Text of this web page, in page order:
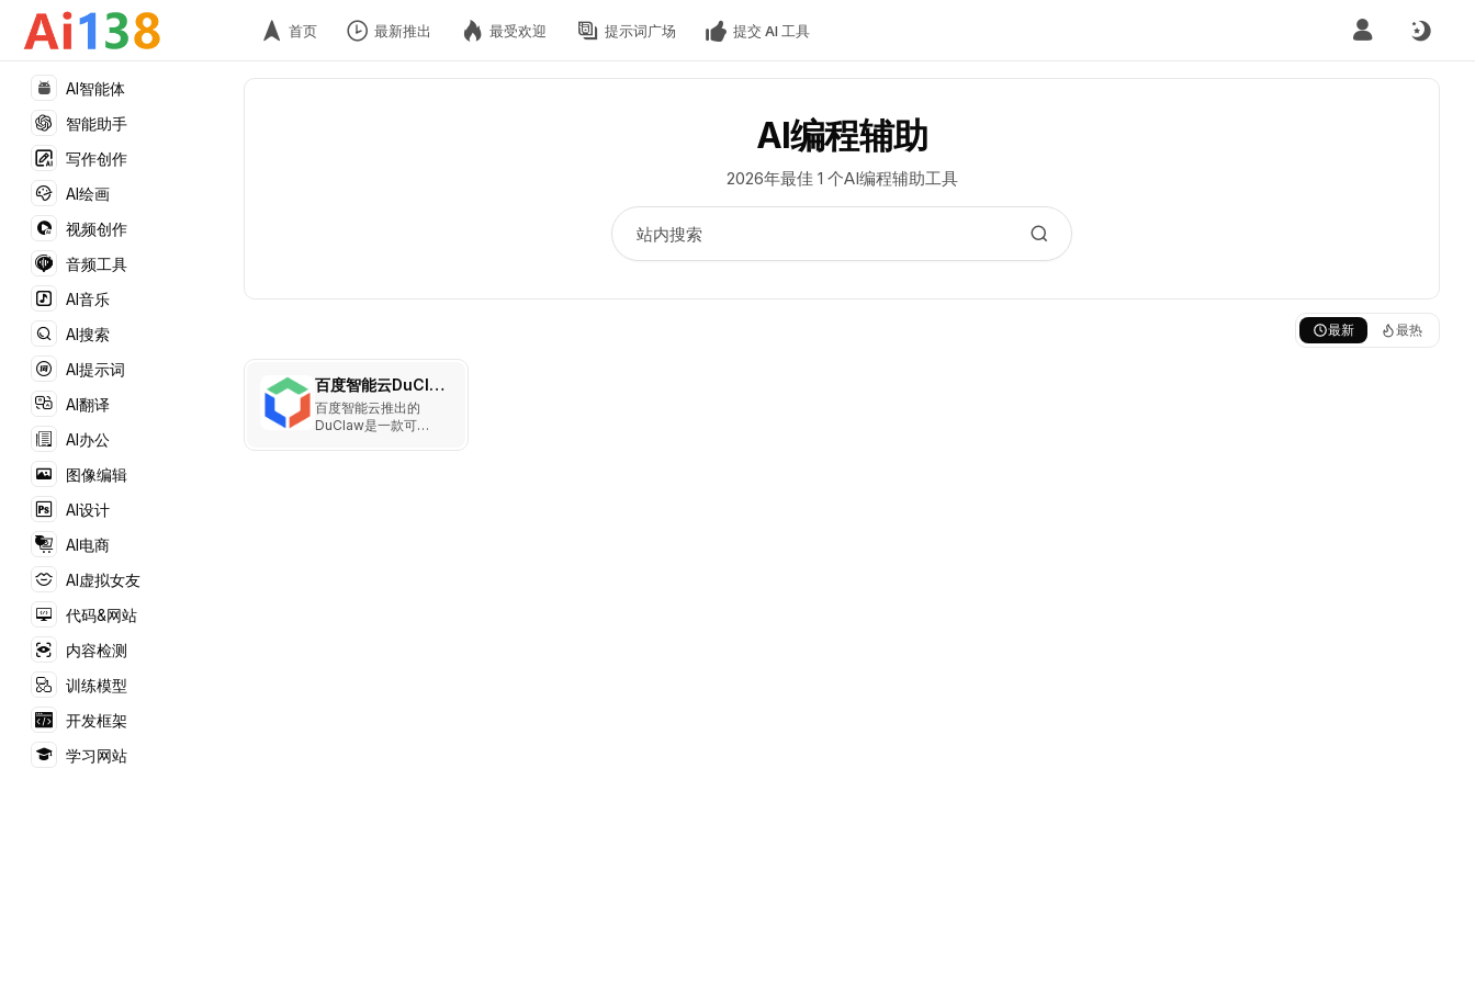
AI智能体
智能助手
写作创作
AI绘画
视频创作
音频工具
AI音乐
AI搜索
AI提示词
AI翻译
AI办公
图像编辑
AI设计
AI电商
AI虚拟女友
代码&网站
内容检测
训练模型
开发框架
学习网站
首页 最新推出 最受欢迎 提示词广场 提交 AI 工具
AI编程辅助
2026年最佳 1 个AI编程辅助工具
最新 最热
百度智能云DuClaw
百度智能云推出的
DuClaw是一款可